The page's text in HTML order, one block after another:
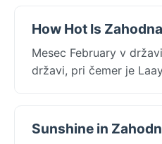
How Hot Is
Mesec February v
državi, pri čemer je
Sunshine in